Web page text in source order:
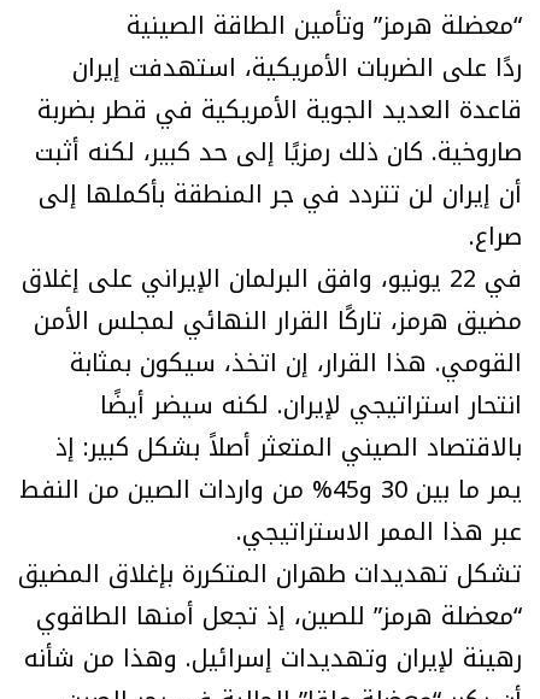
“معضلة هرمز” وتأمين الطاقة الصينية
ردًا على الضربات الأمريكية، استهدفت إيران
قاعدة العديد الجوية الأمريكية في قطر بضربة
صاروخية. كان ذلك رمزيًا إلى حد كبير، لكنه أثبت
أن إيران لن تتردد في جر المنطقة بأكملها إلى
صراع.
في 22 يونيو، وافق البرلمان الإيراني على إغلاق
مضيق هرمز، تاركًا القرار النهائي لمجلس الأمن
القومي. هذا القرار، إن اتخذ، سيكون بمثابة
انتحار استراتيجي لإيران. لكنه سيضر أيضًا
بالاقتصاد الصيني المتعثر أصلاً بشكل كبير: إذ
يمر ما بين 30 و45% من واردات الصين من النفط
عبر هذا الممر الاستراتيجي.
تشكل تهديدات طهران المتكررة بإغلاق المضيق
“معضلة هرمز” للصين، إذ تجعل أمنها الطاقوي
رهينة لإيران وتهديدات إسرائيل. وهذا من شأنه